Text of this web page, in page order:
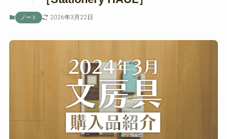
ノート 2026年3月22日